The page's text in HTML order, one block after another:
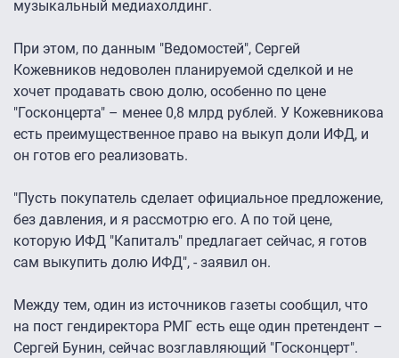
музыкальный медиахолдинг.
При этом, по данным "Ведомостей", Сергей
Кожевников недоволен планируемой сделкой и не
хочет продавать свою долю, особенно по цене
"Госконцерта" – менее 0,8 млрд рублей. У Кожевникова
есть преимущественное право на выкуп доли ИФД, и
он готов его реализовать.
"Пусть покупатель сделает официальное предложение,
без давления, и я рассмотрю его. А по той цене,
которую ИФД "Капиталъ" предлагает сейчас, я готов
сам выкупить долю ИФД", - заявил он.
Между тем, один из источников газеты сообщил, что
на пост гендиректора РМГ есть еще один претендент –
Сергей Бунин, сейчас возглавляющий "Госконцерт".